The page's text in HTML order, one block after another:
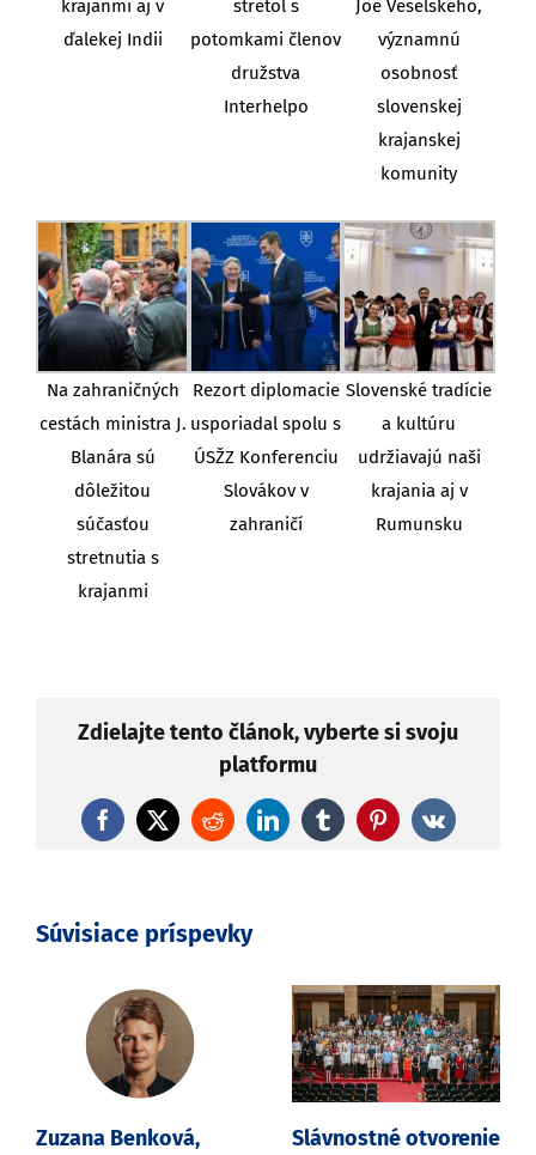
krajanmi aj v
ďalekej Indii
stretol s
potomkami členov
družstva
Interhelpo
Joe Veselského,
významnú
osobnosť
slovenskej
krajanskej
komunity
Na zahraničných
cestách ministra J.
Blanára sú
dôležitou
súčasťou
stretnutia s
krajanmi
Rezort diplomacie
usporiadal spolu s
ÚSŽZ Konferenciu
Slovákov v
zahraničí
Slovenské tradície
a kultúru
udržiavajú naši
krajania aj v
Rumunsku
Zdielajte tento článok, vyberte si svoju
platformu
Facebook
X RedditLinkedInTumblrPinterest
Vk
Súvisiace príspevky
Slávnostné otvorenie
60. Novohradské